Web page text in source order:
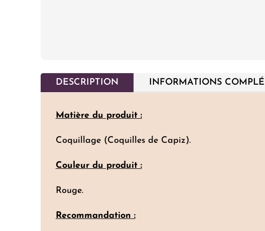
DESCRIPTION INFORMATIONS
Matière du produit :
Coquillage (Coquilles de Capiz).
Couleur du produit :
Rouge.
Recommandation :